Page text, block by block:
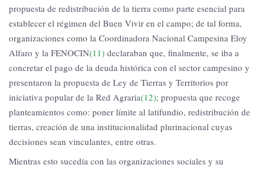
propuesta de redistribución de la tierra como parte esencial para
establecer el régimen del Buen Vivir en el campo; de tal forma,
organizaciones como la Coordinadora Nacional Campesina Eloy
Alfaro y la FENOCIN(11) declaraban que, finalmente, se iba a
concretar el pago de la deuda histórica con el sector campesino y
presentaron la propuesta de Ley de Tierras y Territorios por
iniciativa popular de la Red Agraria(12); propuesta que recoge
planteamientos como: poner límite al latifundio, redistribución de
tierras, creación de una institucionalidad plurinacional cuyas
decisiones sean vinculantes, entre otras.
Mientras esto sucedía con las organizaciones sociales y su